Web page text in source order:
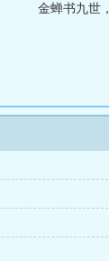
金蝉书九世